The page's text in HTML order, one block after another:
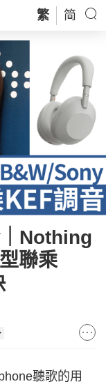
繁 简
Nothing
聯乘
聽歌的用